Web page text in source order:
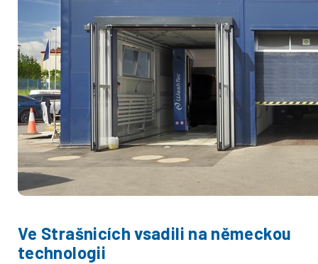
Ve Strašnicích vsadili na německou
technologii